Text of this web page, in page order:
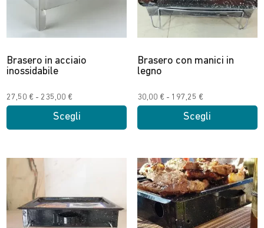
Brasero in acciaio
inossidabile
27,50 € - 235,00 €
di
27,50 €
Scegli
varianti.
Le
Brasero con manici in
legno
30,00 € - 197,25 €Fascia
di
30,00 €
a
197,25 €
Scegli
ha
più
varianti.
Le